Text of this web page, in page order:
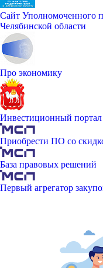
Сайт Уполномоченного
Челябинской области
Про экономику
Инвестиционный портал
Приобрести ПО со
База правовых решений
Первый агрегатор